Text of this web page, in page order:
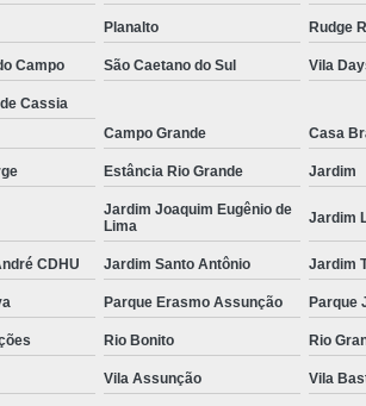
Fechamento em
Planalto Rudge
Campo São Caetano do Sul Vila
Cassia
Campo Grande Casa
Estância Rio Grande Jardim
Jardim Joaquim Eugênio de
Lima
Jardim
CDHU Jardim Santo Antônio Jardim
Parque Erasmo Assunção Parque
Rio Bonito Rio
Vila Assunção Vila